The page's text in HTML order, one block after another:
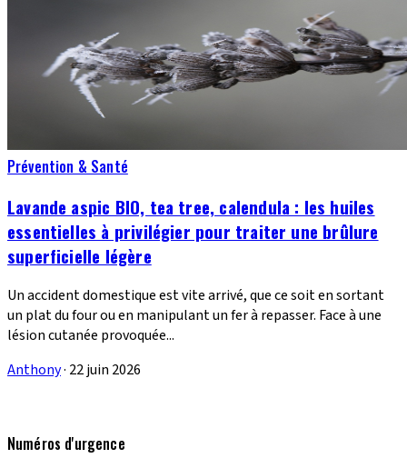
Prévention & Santé
Lavande aspic BIO, tea tree, calendula : les huiles
essentielles à privilégier pour traiter une brûlure
superficielle légère
Un accident domestique est vite arrivé, que ce soit en sortant
un plat du four ou en manipulant un fer à repasser. Face à une
lésion cutanée provoquée...
Anthony· 22 juin 2026
Numéros d'urgence